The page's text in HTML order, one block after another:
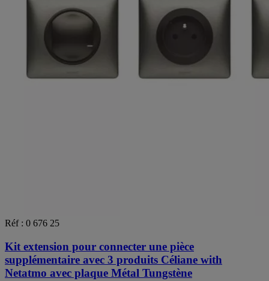
Réf : 0 676 25
Kit extension pour connecter une pièce
supplémentaire avec 3 produits Céliane with
Netatmo avec plaque Métal Tungstène